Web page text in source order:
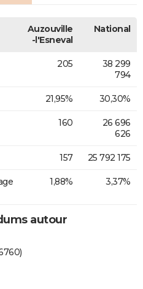
Auzouville
-l'Esneval
National
205
38 299
794
21,95% 30,30%
160
26 696
626
157 25 792 175
1,88% 3,37%
autour